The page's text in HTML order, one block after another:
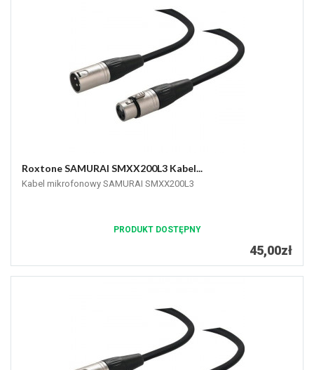
Roxtone SAMURAI SMXX200L3 Kabel...
Kabel mikrofonowy SAMURAI SMXX200L3
PRODUKT DOSTĘPNY
45,00zł